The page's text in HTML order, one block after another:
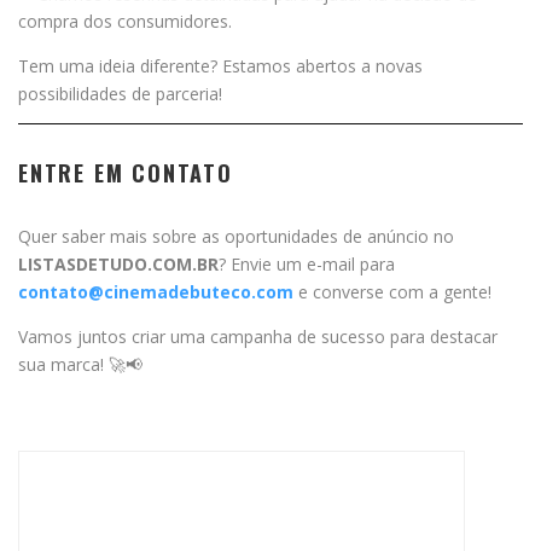
compra dos consumidores.
Tem uma ideia diferente? Estamos abertos a novas
possibilidades de parceria!
ENTRE EM CONTATO
Quer saber mais sobre as oportunidades de anúncio no
LISTASDETUDO.COM.BR? Envie um e-mail para
contato@cinemadebuteco.com e converse com a gente!
Vamos juntos criar uma campanha de sucesso para destacar
sua marca! 🚀📢